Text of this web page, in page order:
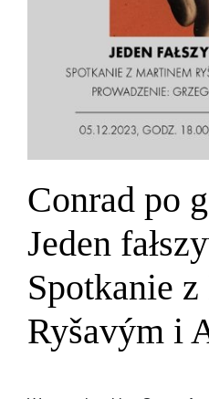
Conrad po
Jeden
Spotkanie
Ryšavým i